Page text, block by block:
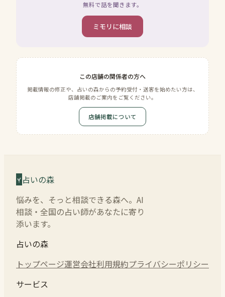
無料で話を聞きます。
ミモリに相談
この店舗の関係者の方へ
掲載情報の修正や、占いの森からの予約受付・送客を始めたい方は、
店舗掲載のご案内をご覧ください。
店舗掲載について
占いの森
悩みを、そっと相談できる森へ。AI
相談・全国の占い師があなたに寄り
添います。
占いの森
トップページ運営会社利用規約プライバシーポリシー
サービス